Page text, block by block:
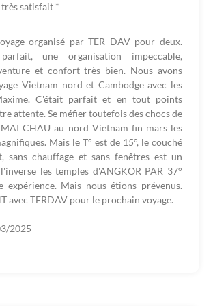
très satisfait *
organisé par TER DAV pour deux.
une organisation impeccable,
et confort très bien. Nous avons
Vietnam nord et Cambodge avec les
C'était parfait et en tout points
attente. Se méfier toutefois des chocs de
CHAU au nord Vietnam fin mars les
Mais le T° est de 15°, le couché
sans chauffage et sans fenêtres est un
les temples d'ANGKOR PAR 37°
expérience. Mais nous étions prévenus.
avec TERDAV pour le prochain voyage.
2025